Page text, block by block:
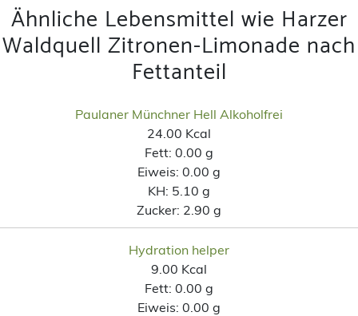
Ähnliche Lebensmittel wie Harzer
Waldquell Zitronen-Limonade nach
Fettanteil
Paulaner Münchner Hell Alkoholfrei
24.00 Kcal
Fett: 0.00 g
Eiweis: 0.00 g
KH: 5.10 g
Zucker: 2.90 g
Hydration helper
9.00 Kcal
Fett: 0.00 g
Eiweis: 0.00 g